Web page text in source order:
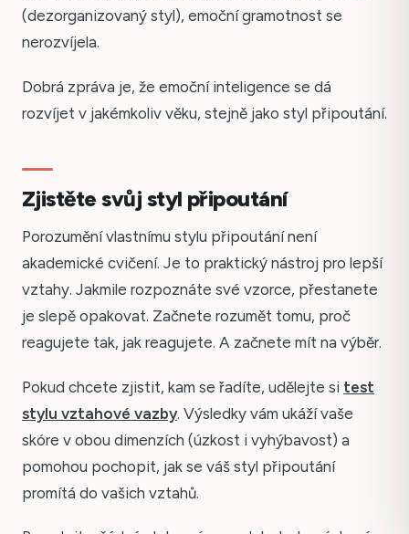
(dezorganizovaný styl), emoční gramotnost se
nerozvíjela.
Dobrá zpráva je, že emoční inteligence se dá
rozvíjet v jakémkoliv věku, stejně jako styl připoutání.
Zjistěte svůj styl připoutání
Porozumění vlastnímu stylu připoutání není
akademické cvičení. Je to praktický nástroj pro lepší
vztahy. Jakmile rozpoznáte své vzorce, přestanete
je slepě opakovat. Začnete rozumět tomu, proč
reagujete tak, jak reagujete. A začnete mít na výběr.
Pokud chcete zjistit, kam se řadíte, udělejte si test
stylu vztahové vazby. Výsledky vám ukáží vaše
skóre v obou dimenzích (úzkost i vyhýbavost) a
pomohou pochopit, jak se váš styl připoutání
promítá do vašich vztahů.